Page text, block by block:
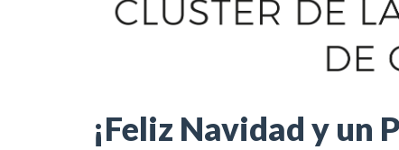
¡Feliz Navidad y un